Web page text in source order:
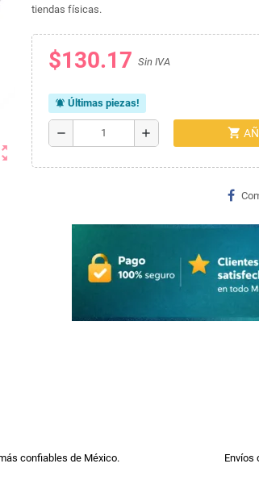
tiendas físicas.
$130.17 Sin IVA
notifications_active Últimas piezas!
remove add shopping_cart
confiables de México.
Envíos